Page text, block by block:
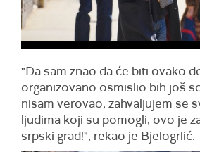
"Da sam znao da će biti ovako
organizovano osmislio bih još
nisam verovao, zahvaljujem se
ljudima koji su pomogli, ovo je
srpski grad!", rekao je Bjelogrlić.